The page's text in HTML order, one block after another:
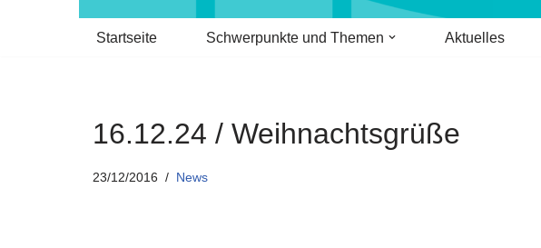
Startseite Schwerpunkte und Themen Aktuelles
16.12.24 / Weihnachtsgrüße
23/12/2016 News